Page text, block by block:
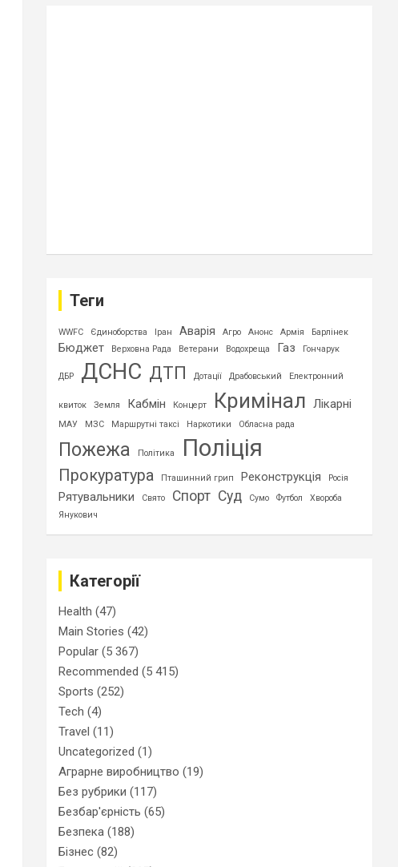
Теги
WWFC Єдиноборства Іран Аварія Агро Анонс Армія Барлінек
Бюджет Верховна Рада Ветерани Водохреща Газ Гончарук
ДБР ДСНС ДТП Дотації Драбовський Електронний
квиток Земля Кабмін Концерт Кримінал Лікарні
МАУ МЗС Маршрутні таксі Наркотики Обласна рада
Пожежа Політика Поліція
Прокуратура Пташинний грип Реконструкція Росія
Рятувальники Свято Спорт Суд Сумо Футбол
Хвороба
Янукович
Категорії
Health (47)
Main Stories (42)
Popular (5 367)
Recommended (5 415)
Sports (252)
Tech (4)
Travel (11)
Uncategorized (1)
Аграрне виробництво (19)
Без рубрики (117)
Безбар'єрність (65)
Безпека (188)
Бізнес (82)